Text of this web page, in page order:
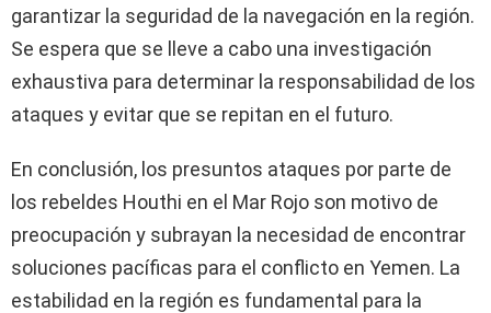
garantizar la seguridad de la navegación en la región.
Se espera que se lleve a cabo una investigación
exhaustiva para determinar la responsabilidad de los
ataques y evitar que se repitan en el futuro.
En conclusión, los presuntos ataques por parte de
los rebeldes Houthi en el Mar Rojo son motivo de
preocupación y subrayan la necesidad de encontrar
soluciones pacíficas para el conflicto en Yemen. La
estabilidad en la región es fundamental para la